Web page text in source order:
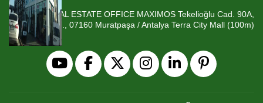
ANTALYA REAL ESTATE OFFICE MAXIMOS Tekelioğlu Cad. 90A,
Fener Mah., 07160 Muratpaşa / Antalya Terra City Mall (100m)